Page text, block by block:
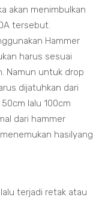
akan menimbulkan
tersebut.
Hammer
harus sesuai
Namun untuk drop
dijatuhkan dari
lalu 100cm
dari hammer
hasilyang
terjadi retak atau